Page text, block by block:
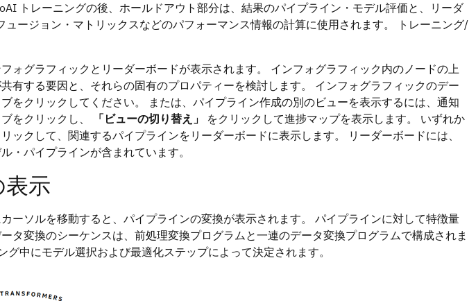
トレーニングの後、ホールドアウト部分は、結果のパイプライン・モデル評価と、リーダ
ュージョン・マトリックスなどのパフォーマンス情報の計算に使用されます。 トレーニング/
ォグラフィックとリーダーボードが表示されます。 インフォグラフィック内のノードの上
有する要因と、それらの固有のプロパティーを検討します。 インフォグラフィックのデー
をクリックしてください。 または、パイプライン作成の別のビューを表示するには、通知
をクリックし、
「ビューの切り替え」
をクリックして進捗マップを表示します。 いずれか
ックして、関連するパイプラインをリーダーボードに表示します。 リーダーボードには、
・パイプラインが含まれています。
示
ーソルを移動すると、パイプラインの変換が表示されます。 パイプラインに対して特徴量
タ変換のシーケンスは、前処理変換プログラムと一連のデータ変換プログラムで構成されま
中にモデル選択および最適化ステップによって決定されます。